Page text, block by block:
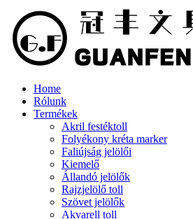
Home
Rólunk
Termékek
Akril festéktoll
Folyékony kréta marker
Faliújság jelölői
Kiemelő
Állandó jelölők
Rajzjelölő toll
Szövet jelölők
Akvarell toll